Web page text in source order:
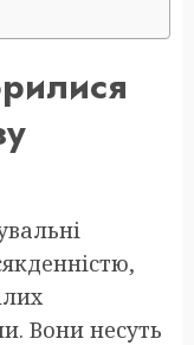
Вони несуть